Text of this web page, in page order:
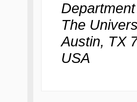
The
Austin, TX
USA